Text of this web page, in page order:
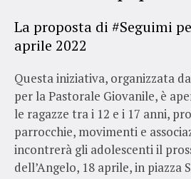
La proposta di #Seguimi
aprile 2022
Questa iniziativa, organizzata
per la Pastorale Giovanile, è
le ragazze tra i 12 e i 17 anni,
parrocchie, movimenti e
incontrerà gli adolescenti il
dell’Angelo, 18 aprile, in piazza